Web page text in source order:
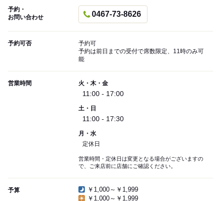
予約・
お問い合わせ
0467-73-8626
予約可否
予約可
予約は前日までの受付で席数限定、11時のみ可
能
営業時間 火・木・金
11:00 - 17:00
土・日
11:00 - 17:30
月・水
定休日
営業時間・定休日は変更となる場合がございますの
で、ご来店前に店舗にご確認ください。
予算
￥1,000～￥1,999
￥1,000～￥1,999